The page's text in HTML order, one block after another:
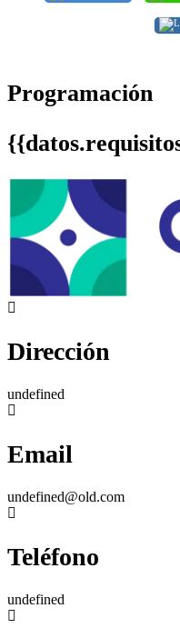
Programación
Dirección
undefined
Email
undefined@old.com
Teléfono
undefined